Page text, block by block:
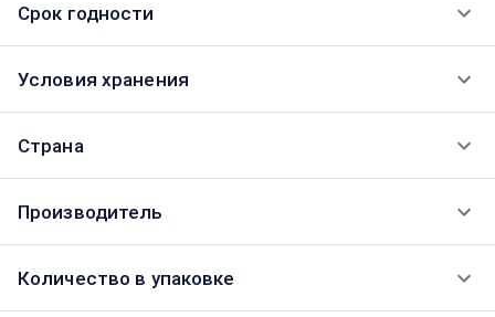
Срок годности
Условия хранения
Страна
Производитель
Количество в упаковке